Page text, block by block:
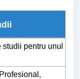
pentru unul